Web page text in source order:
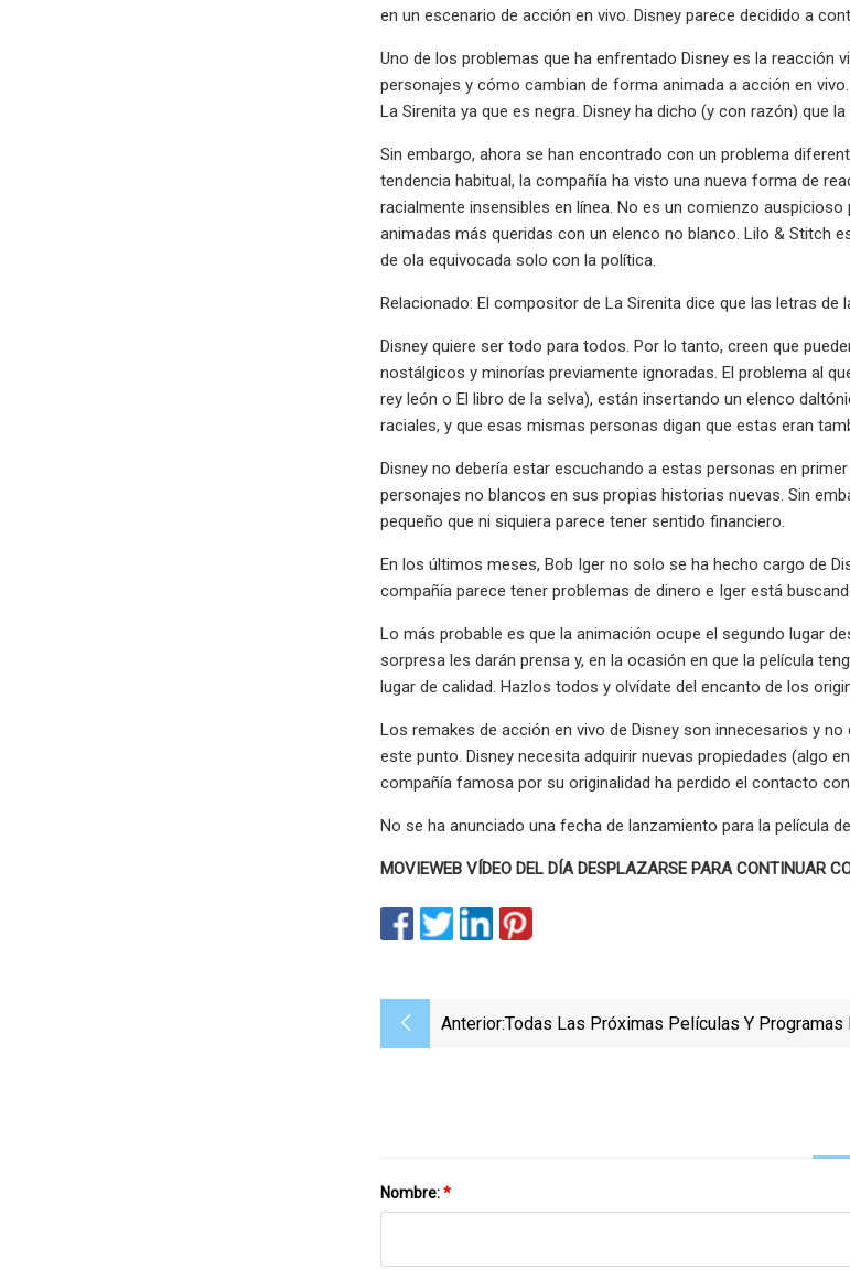
en un escenario de acción en vivo. Disney parece decidido a
Uno de los problemas que ha enfrentado Disney es la
personajes y cómo cambian de forma animada a acción en
La Sirenita ya que es negra. Disney ha dicho (y con razón) que
Sin embargo, ahora se han encontrado con un problema
tendencia habitual, la compañía ha visto una nueva forma de
racialmente insensibles en línea. No es un comienzo
animadas más queridas con un elenco no blanco. Lilo & Stitch
de ola equivocada solo con la política.
Relacionado: El compositor de La Sirenita dice que las letras
Disney quiere ser todo para todos. Por lo tanto, creen que
nostálgicos y minorías previamente ignoradas. El problema al
rey león o El libro de la selva), están insertando un elenco
raciales, y que esas mismas personas digan que estas eran
Disney no debería estar escuchando a estas personas en
personajes no blancos en sus propias historias nuevas. Sin
pequeño que ni siquiera parece tener sentido financiero.
En los últimos meses, Bob Iger no solo se ha hecho cargo de
compañía parece tener problemas de dinero e Iger está
Lo más probable es que la animación ocupe el segundo lugar
sorpresa les darán prensa y, en la ocasión en que la película
lugar de calidad. Hazlos todos y olvídate del encanto de los
Los remakes de acción en vivo de Disney son innecesarios y
este punto. Disney necesita adquirir nuevas propiedades (algo
compañía famosa por su originalidad ha perdido el contacto
No se ha anunciado una fecha de lanzamiento para la película
MOVIEWEB VÍDEO DEL DÍA DESPLAZARSE PARA CONTINUAR
Anterior:Todas Las Próximas Películas Y Programas
Nombre:*